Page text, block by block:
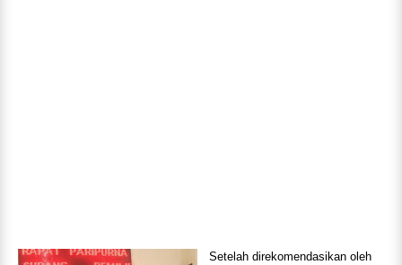
Setelah direkomendasikan oleh